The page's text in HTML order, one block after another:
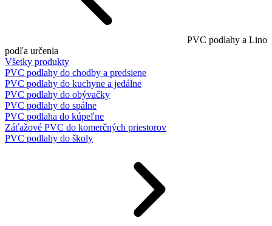
PVC podlahy a Lino
podľa určenia
Všetky produkty
PVC podlahy do chodby a predsiene
PVC podlahy do kuchyne a jedálne
PVC podlahy do obývačky
PVC podlahy do spálne
PVC podlaha do kúpeľne
Záťažové PVC do komerčných priestorov
PVC podlahy do školy